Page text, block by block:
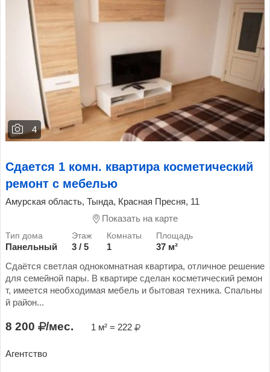
4
Сдается 1 комн. квартира косметический
ремонт с мебелью
Амурская область, Тында, Красная Пресня, 11
Показать на карте
Панельный 3 / 5 1
37 м²
Сдаётся светлая однокомнатная квартира, отличное решение
для семейной пары. В квартире сделан косметический ремон
т, имеется необходимая мебель и бытовая техника. Спальны
й район...
8 200 /мес. 1 м² = 222
Агентство